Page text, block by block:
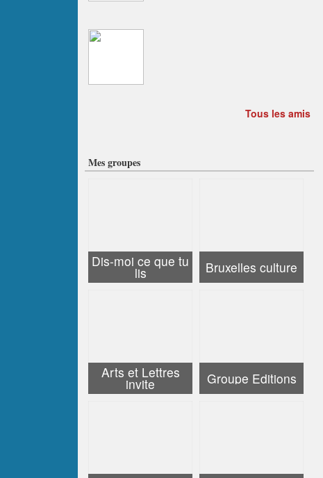
Tous les amis
Mes groupes
Dis-moi ce que tu
lis Bruxelles culture
Arts et Lettres
invite Groupe Editions